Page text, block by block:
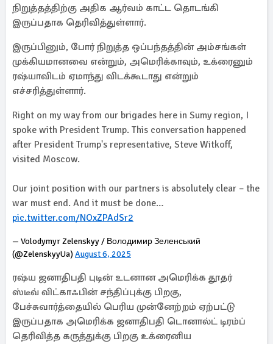
நிறுத்தத்திற்கு அதிக ஆர்வம் காட்ட தொடங்கி
இருப்பதாக தெரிவித்துள்ளார்.
இருப்பினும், போர் நிறுத்த ஒப்பந்தத்தின் அம்சங்கள்
முக்கியமானவை என்றும், அமெரிக்காவும், உக்ரைனும்
ரஷ்யாவிடம் ஏமாந்து விடக்கூடாது என்றும்
எச்சரித்துள்ளார்.
Right on my way from our brigades here in Sumy region, I
spoke with President Trump. This conversation happened
after President Trump's representative, Steve Witkoff,
visited Moscow.
Our joint position with our partners is absolutely clear – the
war must end. And it must be done…
pic.twitter.com/NOxZPAdSr2
— Volodymyr Zelenskyy / Володимир Зеленський
(@ZelenskyyUa) August 6, 2025
ரஷ்ய ஜனாதிபதி புடின் உடனான அமெரிக்க தூதர்
ஸ்டீவ் விட்காஃபின் சந்திப்புக்கு பிறகு,
பேச்சுவார்த்தையில் பெரிய முன்னேற்றம் ஏற்பட்டு
இருப்பதாக அமெரிக்க ஜனாதிபதி டொனால்ட் டிரம்ப்
தெரிவித்த கருத்துக்கு பிறகு உக்ரைனிய